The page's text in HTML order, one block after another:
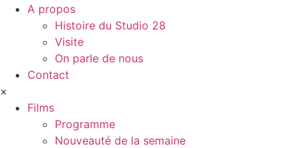
A propos
Histoire du Studio 28
Visite
On parle de nous
Contact
×
Films
Programme
Nouveauté de la semaine